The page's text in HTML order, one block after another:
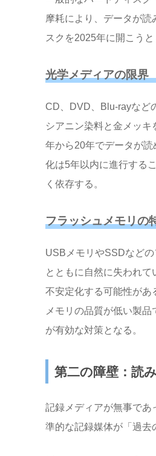
摩耗により、データが
スクを2025年に開こう
光学メディアの限界
CD、DVD、Blu-rayなど
シアニン染料と金メッ
年から20年でデータが
化は5年以内に進行する
く依存する。
フラッシュメモリの
USBメモリやSSDなど
とともに自然に失われ
不安定化する可能性があ
メモリの品質が低い製
が有効な対策となる。
第二の障壁：読
記録メディアが無事であ
準的な記録媒体が「過去